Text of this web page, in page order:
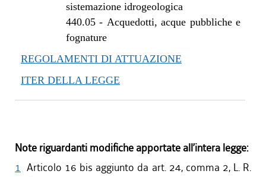
sistemazione idrogeologica
440.05- Acquedotti, acque pubbliche e
fognature
REGOLAMENTI DI ATTUAZIONE
ITER DELLA LEGGE
Note riguardanti modifiche apportate all’intera legge:
1 Articolo 16 bis aggiunto da art. 24, comma 2, L. R.